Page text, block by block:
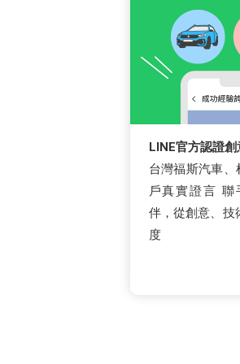
LINE官方認證創
台灣福斯汽車
戶真實證言 聯
伴，從創意、技
度